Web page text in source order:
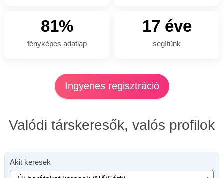
81%
fényképes adatlap
17 éve
segítünk
Ingyenes regisztráció
Valódi társkeresők, valós profilok
Akit keresek